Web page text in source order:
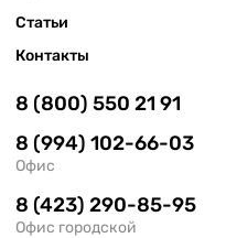
Статьи
Контакты
8 (800) 550 21 91
8 (994) 102-66-03
Офис
8 (423) 290-85-95
Офис городской